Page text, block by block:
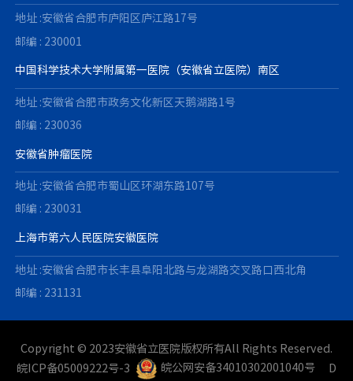
地址 :安徽省合肥市庐阳区庐江路17号
邮编 : 230001
中国科学技术大学附属第一医院（安徽省立医院）南区
地址 :安徽省合肥市政务文化新区天鹅湖路1号
邮编 : 230036
安徽省肿瘤医院
地址 :安徽省合肥市蜀山区环湖东路107号
邮编 : 230031
上海市第六人民医院安徽医院
地址 :安徽省合肥市长丰县阜阳北路与龙湖路交叉路口西北角
邮编 : 231131
Copyright © 2023安徽省立医院版权所有All Rights Reserved.
皖ICP备05009222号-3
皖公网安备34010302001040号 D